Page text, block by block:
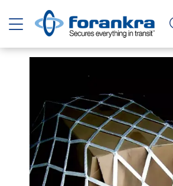
Toggle navigation